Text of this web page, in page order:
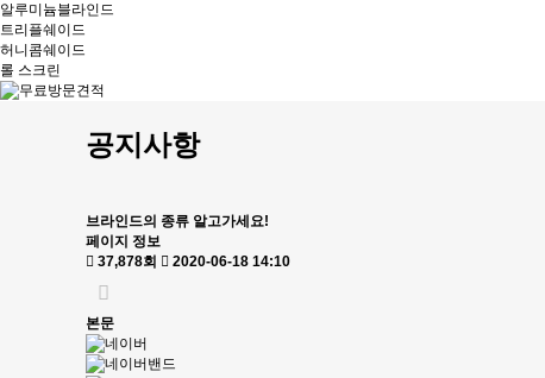
알루미늄블라인드
트리플쉐이드
허니콤쉐이드
롤 스크린
공지사항
브라인드의 종류 알고가세요!
페이지 정보
37,878회
2020-06-18 14:10
본문